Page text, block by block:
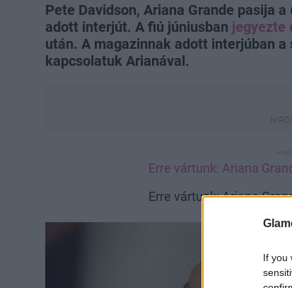
If you
Pete Davidson, Ariana Grande pasija a
adott interjút. A fiú júniusban jegyezte
után. A magazinnak adott interjúban
kapcsolatuk Arianával.
Erre vártunk: Ariana
Erre vártunk: Ariana